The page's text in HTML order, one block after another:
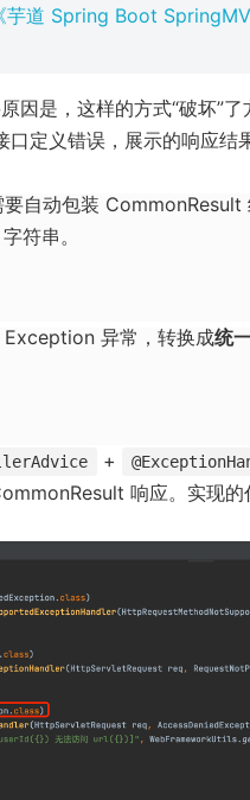
《芋道 Spring Boot
因是，这样的方式“破坏”
定义错误，展示的响应结
自动包装 CommonResult
字符串。
Exception 异常，转换成统
+
响应。实现的